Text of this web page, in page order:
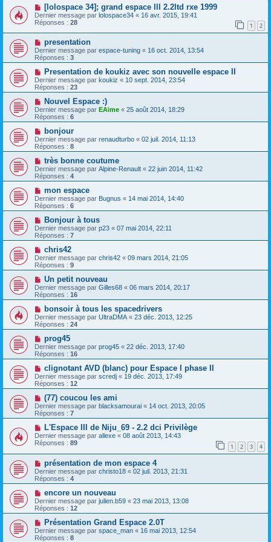
[lolospace 34]; grand espace lll 2.2ltd rxe 1999
Dernier message par lolospace34 « 16 avr. 2015, 19:41
Réponses : 28 1 2
presentation
Dernier message par espace-tuning « 16 oct. 2014, 13:54
Réponses : 3
Presentation de koukiz avec son nouvelle espace II
Dernier message par koukiz « 10 sept. 2014, 23:54
Réponses : 23
Nouvel Espace :)
Dernier message par EAime « 25 août 2014, 18:29
Réponses : 6
bonjour
Dernier message par renaudturbo « 02 juil. 2014, 11:13
Réponses : 8
très bonne coutume
Dernier message par Alpine-Renault « 22 juin 2014, 11:42
Réponses : 4
mon espace
Dernier message par Bugnus « 14 mai 2014, 14:40
Réponses : 6
Bonjour à tous
Dernier message par p23 « 07 mai 2014, 22:11
Réponses : 7
chris42
Dernier message par chris42 « 09 mars 2014, 21:05
Réponses : 9
Un petit nouveau
Dernier message par Gilles68 « 06 mars 2014, 20:17
Réponses : 16
bonsoir à tous les spacedrivers
Dernier message par UltraDMA « 23 déc. 2013, 12:25
Réponses : 24
prog45
Dernier message par prog45 « 22 déc. 2013, 17:40
Réponses : 16
clignotant AVD (blanc) pour Espace I phase II
Dernier message par scredj « 19 déc. 2013, 17:49
Réponses : 12
(77) coucou les ami
Dernier message par blacksamourai « 14 oct. 2013, 20:05
Réponses : 7
L'Espace III de Niju_69 - 2.2 dci Privilège
Dernier message par allexe « 08 août 2013, 14:43
Réponses : 89 1 2 3 4
présentation de mon espace 4
Dernier message par christo18 « 02 juil. 2013, 21:31
Réponses : 4
encore un nouveau
Dernier message par julien.b59 « 23 mai 2013, 13:08
Réponses : 12
Présentation Grand Espace 2.0T
Dernier message par space_man « 16 mai 2013, 12:54
Réponses : 8